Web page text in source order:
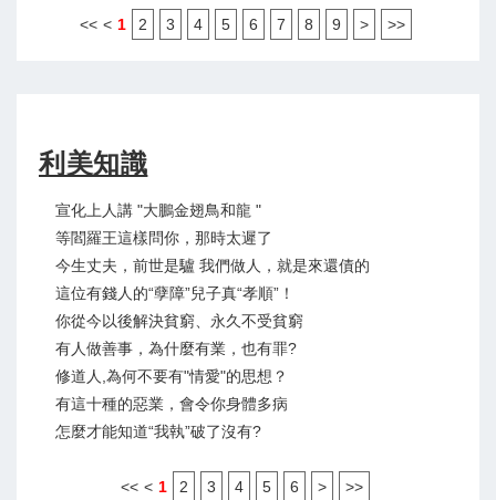
<< < 1 2 3 4 5 6 7 8 9 > >>
利美知識
宣化上人講 "大鵬金翅鳥和龍 "
等閻羅王這樣問你，那時太遲了
今生丈夫，前世是驢 我們做人，就是來還債的
這位有錢人的“孽障”兒子真“孝順”！
你從今以後解決貧窮、永久不受貧窮
有人做善事，為什麼有業，也有罪?
修道人,為何不要有"情愛"的思想？
有這十種的惡業，會令你身體多病
怎麼才能知道“我執”破了沒有?
<< < 1 2 3 4 5 6 > >>